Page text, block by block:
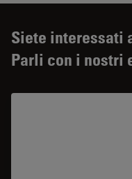
Siete interessati
Parli con i nostri